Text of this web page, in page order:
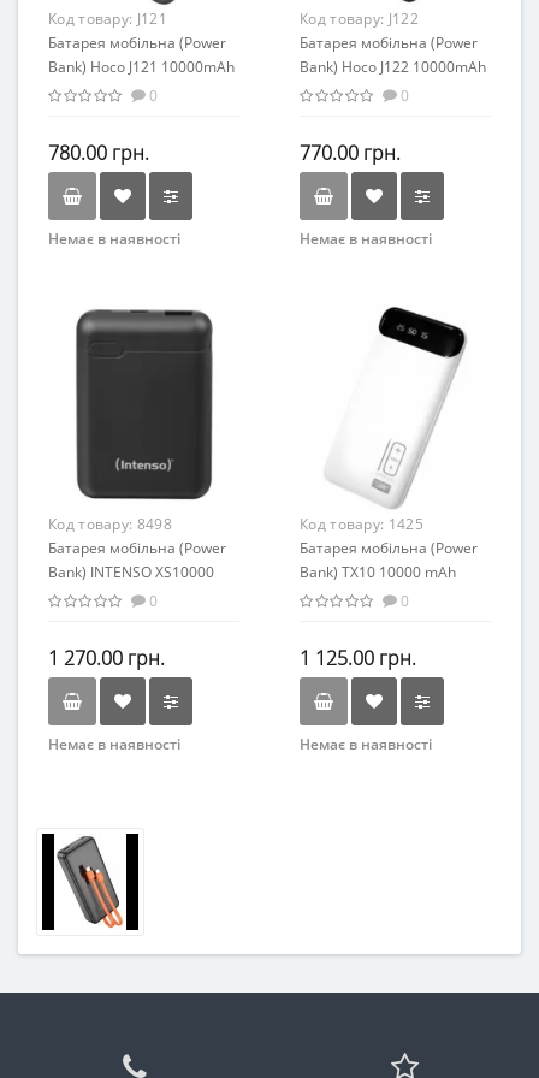
Код товару: J121
Батарея мобільна (Power
Bank) Hoco J121 10000mAh
22.5W+PD20W black
0
780.00 грн.
Немає в наявності
Код товару: J122
Батарея мобільна (Power
Bank) Hoco J122 10000mAh
22.5W+PD20W black
0
770.00 грн.
Немає в наявності
Код товару: 8498
Батарея мобільна (Power
Bank) INTENSO XS10000
10000 mAh blue
0
1 270.00 грн.
Немає в наявності
Код товару: 1425
Батарея мобільна (Power
Bank) TX10 10000 mAh
Super slim white
0
1 125.00 грн.
Немає в наявності